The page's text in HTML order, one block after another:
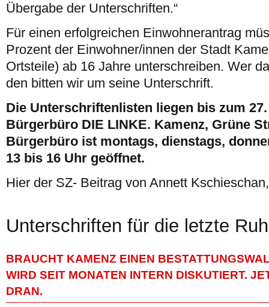
Übergabe der Unterschriften.“
Für einen erfolgreichen Einwohnerantrag
Prozent der Einwohner/innen der Stadt
Ortsteile) ab 16 Jahre unterschreiben. Wer
den bitten wir um seine Unterschrift.
Die Unterschriftenlisten liegen bis zum
Bürgerbüro DIE LINKE. Kamenz, Grüne
Bürgerbüro ist montags, dienstags,
13 bis 16 Uhr geöffnet.
Hier der SZ- Beitrag von Annett
Unterschriften für die letzte
BRAUCHT KAMENZ EINEN
WIRD SEIT MONATEN INTERN DISKUTIERT.
DRAN.